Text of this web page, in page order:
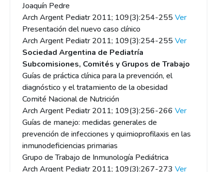
Joaquín Pedre
Arch Argent Pediatr 2011; 109(3):254-255Ver
Presentación del nuevo caso clínico
Arch Argent Pediatr 2011; 109(3):254-255Ver
Sociedad Argentina de Pediatría
Subcomisiones, Comités y Grupos de Trabajo
Guías de práctica clínica para la prevención, el
diagnóstico y el tratamiento de la obesidad
Comité Nacional de Nutrición
Arch Argent Pediatr 2011; 109(3):256-266 Ver
Guías de manejo: medidas generales de
prevención de infecciones y quimioprofilaxis en las
inmunodeficiencias primarias
Grupo de Trabajo de Inmunología Pediátrica
Arch Argent Pediatr 2011; 109(3):267-273 Ver